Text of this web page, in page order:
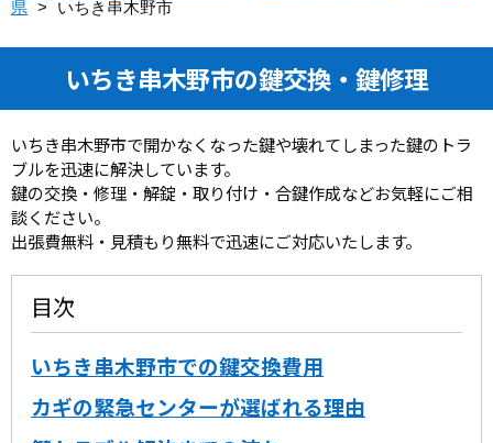
県 > いちき串木野市
いちき串木野市の鍵交換・鍵修理
いちき串木野市で開かなくなった鍵や壊れてしまった鍵のトラ
ブルを迅速に解決しています。
鍵の交換・修理・解錠・取り付け・合鍵作成などお気軽にご相
談ください。
出張費無料・見積もり無料で迅速にご対応いたします。
目次
いちき串木野市での鍵交換費用
カギの緊急センターが選ばれる理由